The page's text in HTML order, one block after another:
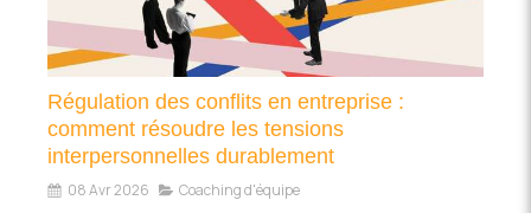
Régulation des conflits en entreprise :
comment résoudre les tensions
interpersonnelles durablement
08 Avr 2026 Coaching d'équipe